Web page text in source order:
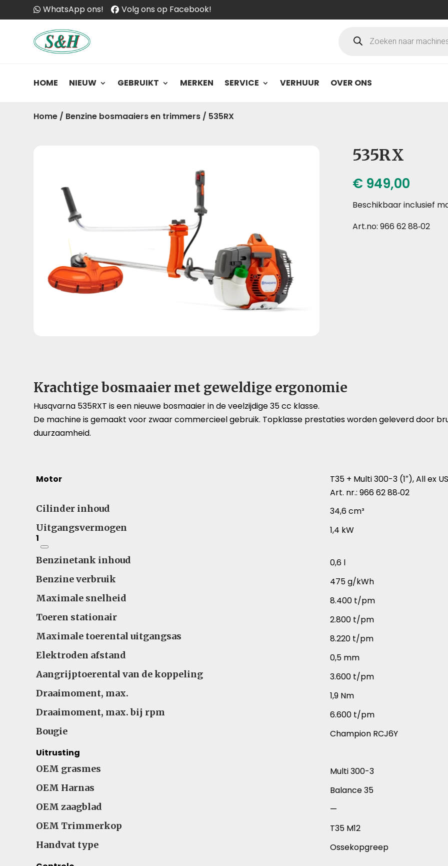
WhatsApp ons!
Volg ons op Facebook!
zoeken
HOME NIEUW GEBRUIKT MERKEN SERVICE VERHUUR OVER ONS
Home / Benzine bosmaaiers en trimmers / 535RX
535RX
€ 949,00
Beschikbaar inclusief
Art.no: 966 62 88‑02
Krachtige bosmaaier met geweldige ergonomie
Husqvarna 535RXT is een nieuwe bosmaaier in de veelzijdige 35 cc klasse.
De machine is gemaakt voor zwaar commercieel gebruik. Topklasse prestaties worden geleverd door
duurzaamheid.
Motor
T35 + Multi 300-3 (1″), All ex
Art. nr.: 966 62 88‑02
Cilinder inhoud
34,6 cm³
Uitgangsvermogen
1
1,4 kW
Benzinetank inhoud
0,6 l
Benzine verbruik
475 g/kWh
Maximale snelheid
8.400 t/pm
Toeren stationair
2.800 t/pm
Maximale toerental uitgangsas
8.220 t/pm
Elektroden afstand
0,5 mm
Aangrijptoerental van de koppeling
3.600 t/pm
Draaimoment, max.
1,9 Nm
Draaimoment, max. bij rpm
6.600 t/pm
Bougie
Champion RCJ6Y
Uitrusting
OEM grasmes
Multi 300-3
OEM Harnas
Balance 35
OEM zaagblad
—
OEM Trimmerkop
T35 M12
Handvat type
Ossekopgreep